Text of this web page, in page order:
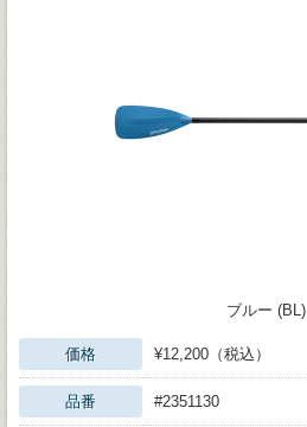
ブルー (BL)
価格 ¥12,200（税込）
品番 #2351130